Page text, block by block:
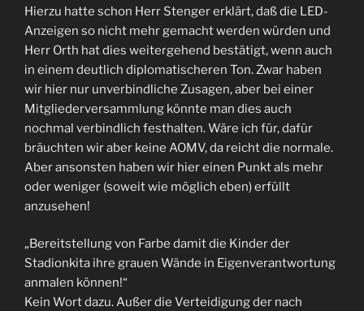
Hierzu hatte schon Herr Stenger erklärt, daß die LED-
Anzeigen so nicht mehr gemacht werden würden und
Herr Orth hat dies weitergehend bestätigt, wenn auch
in einem deutlich diplomatischeren Ton. Zwar haben
wir hier nur unverbindliche Zusagen, aber bei einer
Mitgliederversammlung könnte man dies auch
nochmal verbindlich festhalten. Wäre ich für, dafür
bräuchten wir aber keine AOMV, da reicht die normale.
Aber ansonsten haben wir hier einen Punkt als mehr
oder weniger (soweit wie möglich eben) erfüllt
anzusehen!
„Bereitstellung von Farbe damit die Kinder der
Stadionkita ihre grauen Wände in Eigenverantwortung
anmalen können!“
Kein Wort dazu. Außer die Verteidigung der nach